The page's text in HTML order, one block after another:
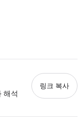
해석
링크 복사